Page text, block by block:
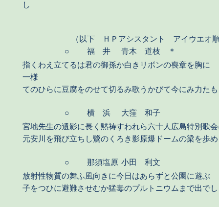
し
（以下 ＨＰアシスタント アイウエオ
○
福 井
青木 道枝 ＊
指くわえ立てるは君の御孫か白きリボンの喪章を胸
一様
てのひらに豆腐をのせて切るみ歌うかびて今にみ力た
○ 横 浜
大窪 和子
宮地先生の遺影に長く黙祷すわれら六十人広島特別歌
元安川を飛び立ちし鷺のくろき影原爆ドームの梁を歩
○ 那須塩原 小田 利文
放射性物質の舞ふ風向きに今日はあらずと公園に遊ぶ
子をつひに避難させむか猛毒のプルトニウムまで出で